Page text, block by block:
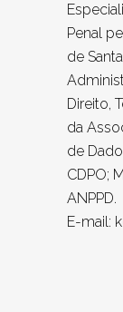
Penal
de
Direito,
da
de
CDPO;
ANPPD.
E-mail: